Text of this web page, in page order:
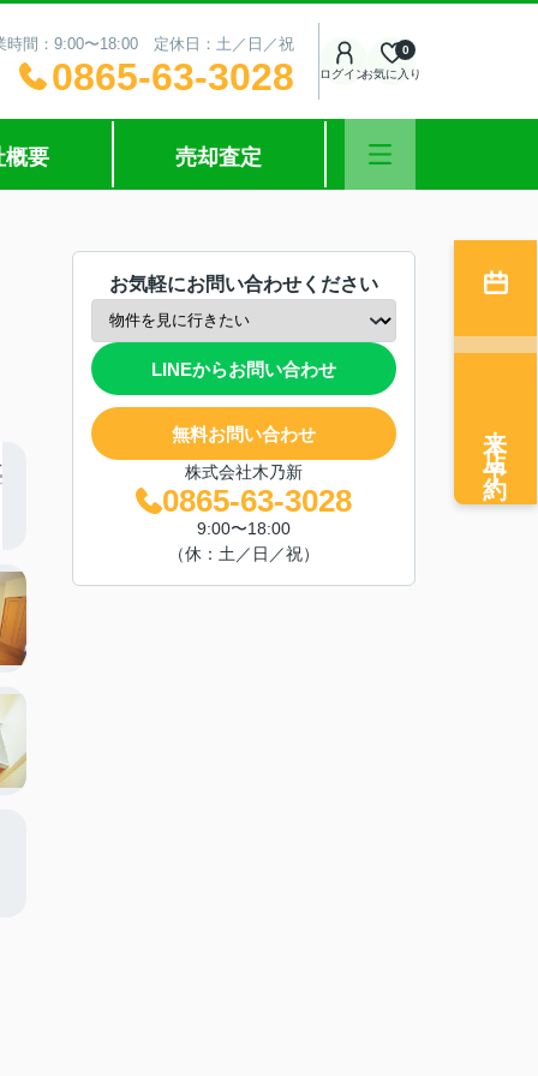
時間：9:00〜18:00 定休日：土／日／祝
0865-63-3028 ログインお気に入り
0
概要 売却査定
お気軽にお問い合わせください
LINEからお問い合わせ
無料お問い合わせ
株式会社木乃新
0865-63-3028
9:00〜18:00
（休：土／日／祝）
来店予約